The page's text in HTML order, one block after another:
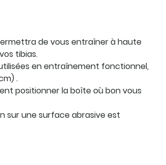
de vous entraîner à haute
tibias.
en entraînement fonctionnel,
.
positionner la boîte où bon vous
sur une surface abrasive est